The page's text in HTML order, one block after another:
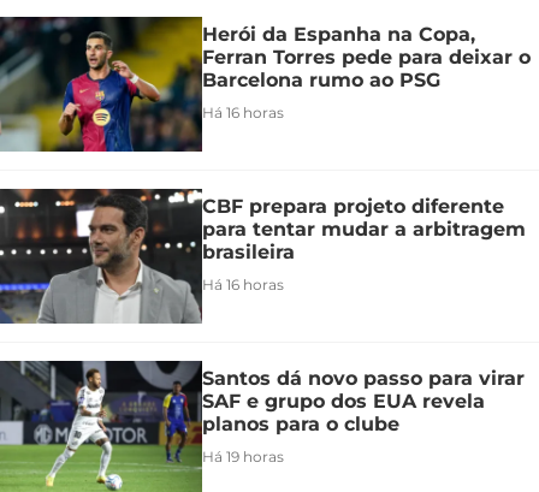
Herói da Espanha na Copa,
Ferran Torres pede para deixar o
Barcelona rumo ao PSG
Há 16 horas
CBF prepara projeto diferente
para tentar mudar a arbitragem
brasileira
Há 16 horas
Santos dá novo passo para virar
SAF e grupo dos EUA revela
planos para o clube
Há 19 horas